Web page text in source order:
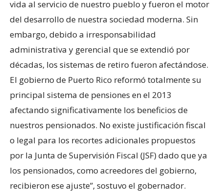
vida al servicio de nuestro pueblo y fueron el motor
del desarrollo de nuestra sociedad moderna. Sin
embargo, debido a irresponsabilidad
administrativa y gerencial que se extendió por
décadas, los sistemas de retiro fueron afectándose.
El gobierno de Puerto Rico reformó totalmente su
principal sistema de pensiones en el 2013
afectando significativamente los beneficios de
nuestros pensionados. No existe justificación fiscal
o legal para los recortes adicionales propuestos
por la Junta de Supervisión Fiscal (JSF) dado que ya
los pensionados, como acreedores del gobierno,
recibieron ese ajuste”, sostuvo el gobernador.